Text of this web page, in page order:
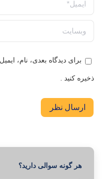
وبسایت
برای دیدگاه بعدی، نام،
ذخیره کنید .
ارسال نظر
هر گونه سوالی دارید؟